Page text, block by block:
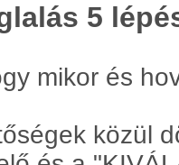
5
mikor és
közül